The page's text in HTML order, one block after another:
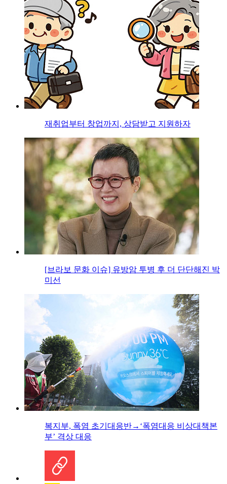
재취업부터 창업까지, 상담받고 지원하자
[브라보 문화 이슈] 유방암 투병 후 더 단단해진 박
미선
복지부, 폭염 초기대응반→‘폭염대응 비상대책본
부’ 격상 대응